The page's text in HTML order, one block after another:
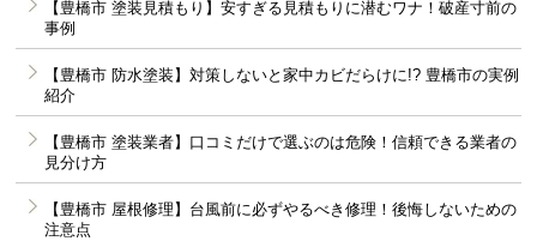
【豊橋市 塗装見積もり】安すぎる見積もりに潜むワナ！破産寸前の
事例
【豊橋市 防水塗装】対策しないと家中カビだらけに!? 豊橋市の実例
紹介
【豊橋市 塗装業者】口コミだけで選ぶのは危険！信頼できる業者の
見分け方
【豊橋市 屋根修理】台風前に必ずやるべき修理！後悔しないための
注意点